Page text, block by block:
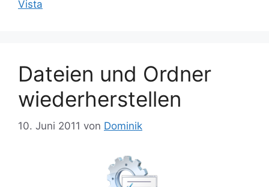
Vista
Dateien und Ordner
wiederherstellen
10. Juni 2011 von Dominik